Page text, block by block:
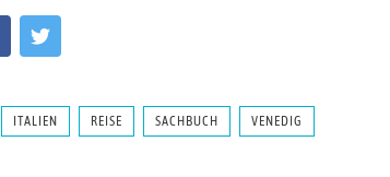
ITALIEN REISE SACHBUCH VENEDIG